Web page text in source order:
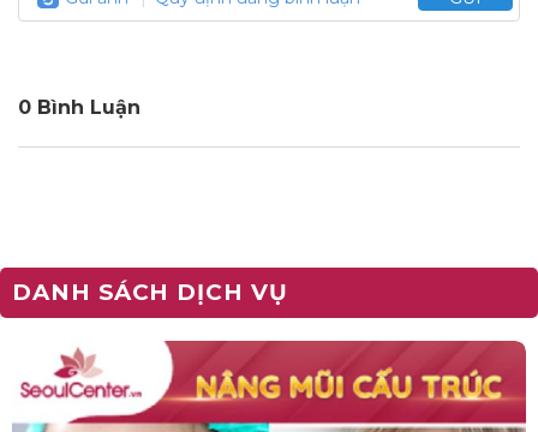
0 Bình Luận
DANH SÁCH DỊCH VỤ